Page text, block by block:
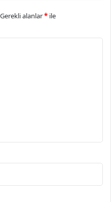
Gerekli alanlar* ile